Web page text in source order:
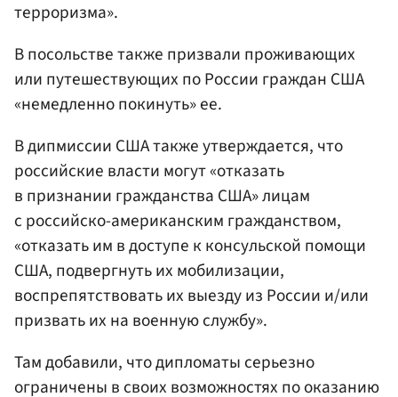
терроризма».
В посольстве также призвали проживающих
или путешествующих по России граждан США
«немедленно покинуть» ее.
В дипмиссии США также утверждается, что
российские власти могут «отказать
в признании гражданства США» лицам
с российско-американским гражданством,
«отказать им в доступе к консульской помощи
США, подвергнуть их мобилизации,
воспрепятствовать их выезду из России и/или
призвать их на военную службу».
Там добавили, что дипломаты серьезно
ограничены в своих возможностях по оказанию